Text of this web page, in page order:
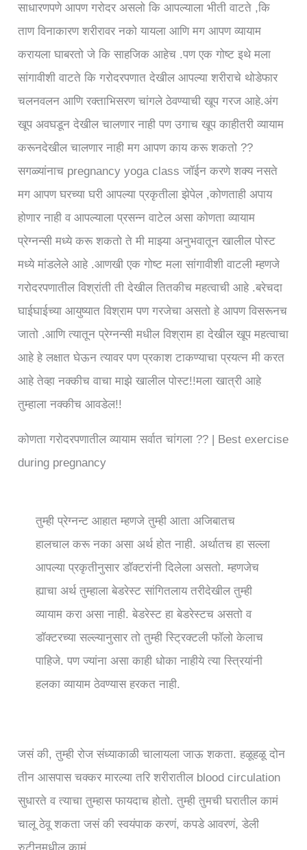
साधारणपणे आपण गरोदर असलो कि आपल्याला भीती वाटते ,कि
ताण विनाकारण शरीरावर नको यायला आणि मग आपण व्यायाम
करायला घाबरतो जे कि साहजिक आहेच .पण एक गोष्ट इथे मला
सांगावीशी वाटते कि गरोदरपणात देखील आपल्या शरीराचे थोडेफार
चलनवलन आणि रक्ताभिसरण चांगले ठेवण्याची खूप गरज आहे.अंग
खूप अवघडून देखील चालणार नाही पण उगाच खूप काहीतरी व्यायाम
करूनदेखील चालणार नाही मग आपण काय करू शकतो ??
सगळ्यांनाच pregnancy yoga class जॉईन करणे शक्य नसते
मग आपण घरच्या घरी आपल्या प्रकृतीला झेपेल ,कोणताही अपाय
होणार नाही व आपल्याला प्रसन्न वाटेल असा कोणता व्यायाम
प्रेग्नन्सी मध्ये करू शकतो ते मी माझ्या अनुभवातून खालील पोस्ट
मध्ये मांडलेले आहे .आणखी एक गोष्ट मला सांगावीशी वाटली म्हणजे
गरोदरपणातील विश्रांती ती देखील तितकीच महत्वाची आहे .बरेचदा
घाईघाईच्या आयुष्यात विश्राम पण गरजेचा असतो हे आपण विसरूनच
जातो .आणि त्यातून प्रेग्नन्सी मधील विश्राम हा देखील खूप महत्वाचा
आहे हे लक्षात घेऊन त्यावर पण प्रकाश टाकण्याचा प्रयत्न मी करत
आहे तेव्हा नक्कीच वाचा माझे खालील पोस्ट!!मला खात्री आहे
तुम्हाला नक्कीच आवडेल!!
कोणता गरोदरपणातील व्यायाम सर्वात चांगला ?? | Best exercise
during pregnancy
तुम्ही प्रेग्नन्ट आहात म्हणजे तुम्ही आता अजिबातच
हालचाल करू नका असा अर्थ होत नाही. अर्थातच हा सल्ला
आपल्या प्रकृतीनुसार डॉक्टरांनी दिलेला असतो. म्हणजेच
ह्याचा अर्थ तुम्हाला बेडरेस्ट सांगितलाय तरीदेखील तुम्ही
व्यायाम करा असा नाही. बेडरेस्ट हा बेडरेस्टच असतो व
डॉक्टरच्या सल्ल्यानुसार तो तुम्ही स्ट्रिक्टली फॉलो केलाच
पाहिजे. पण ज्यांना असा काही धोका नाहीये त्या स्त्रियांनी
हलका व्यायाम ठेवण्यास हरकत नाही.
जसं की, तुम्ही रोज संध्याकाळी चालायला जाऊ शकता. हळूहळू दोन
तीन आसपास चक्कर मारल्या तरि शरीरातील blood circulation
सुधारते व त्याचा तुम्हास फायदाच होतो. तुम्ही तुमची घरातील कामं
चालू ठेवू शकता जसं की स्वयंपाक करणं, कपडे आवरणं, डेली